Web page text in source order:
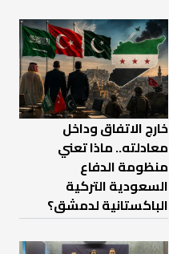
خارج الاتفاق وداخل
معادلته.. ماذا تعني
منظومة الدفاع
السعودية التركية
الباكستانية لدمشق؟